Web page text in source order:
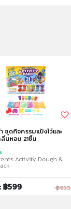
ชุดกิจกรรมแป้งโว์และ
นหอม 21ชิ้น
Activity Dough &
฿599 ฿950